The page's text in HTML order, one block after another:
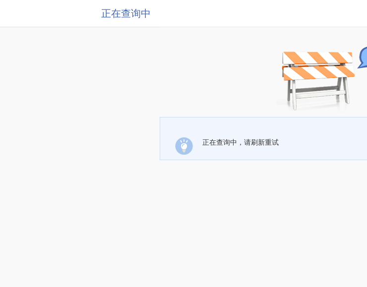
正在查询中
正在查询中，请刷新重试